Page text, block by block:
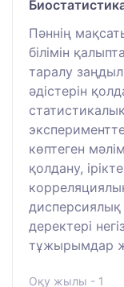
Пәннің
білімін
таралу
әдістерін
көптеген
қолдану,
дисперсиялық
деректері
тұжырымдар
Оқу жылы - 1